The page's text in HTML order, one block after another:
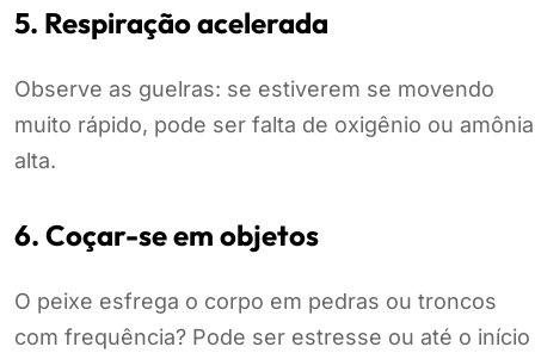
5. Respiração acelerada
Observe as guelras: se estiverem se movendo
muito rápido, pode ser falta de oxigênio ou amônia
alta.
6. Coçar-se em objetos
O peixe esfrega o corpo em pedras ou troncos
com frequência? Pode ser estresse ou até o início